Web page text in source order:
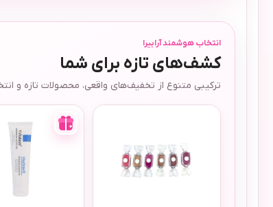
انتخاب هوشمند آرابیرا
کشف‌های تازه برای شما
ترکیبی متنوع از تخفیف‌های واقعی، محصولات تازه و